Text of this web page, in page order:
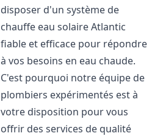
disposer d'un système de
chauffe eau solaire Atlantic
fiable et efficace pour répondre
à vos besoins en eau chaude.
C'est pourquoi notre équipe de
plombiers expérimentés est à
votre disposition pour vous
offrir des services de qualité